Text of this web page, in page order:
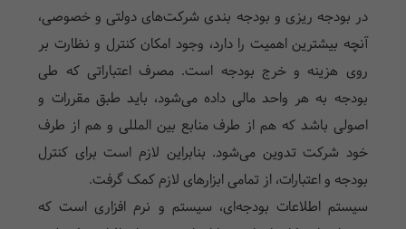
در بودجه ریزی و بودجه بندی شرکت‌های دولتی و خصوصی،
آنچه بیشترین اهمیت را دارد، وجود امکان کنترل و نظارت بر
روی هزینه و خرج بودجه است. مصرف اعتباراتی که طی
بودجه به هر واحد مالی داده می‌شود، باید طبق مقررات و
اصولی باشد که هم از طرف منابع بین المللی و هم از طرف
خود شرکت تدوین می‌شود. بنابراین لازم است برای کنترل
بودجه و اعتبارات، از تمامی ابزار‌های لازم کمک گرفت.
سیستم اطلاعات بودجه‌ای، سیستم و نرم افزاری است که